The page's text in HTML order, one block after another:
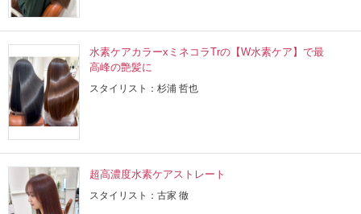
水素ケアカラーxミネコラTrの【W水素ケア】で最
高峰の艶髪に
スタイリスト：杉浦 哲也
超高濃度水素ケアストレート
スタイリスト：古家 徹